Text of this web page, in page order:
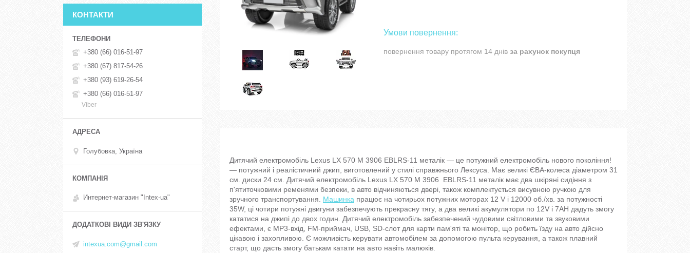
повернення товару протягом 14 днів за рахунок покупця
Дитячий електромобіль Lexus LX 570 M 3906 EBLRS-11 металік — це потужний електромобіль нового покоління!
— потужний і реалістичний джип, виготовлений у стилі справжнього Лексуса. Має великі ЄВА-колеса діаметром 31
см. диски 24 см. Дитячий електромобіль Lexus LX 570 M 3906 EBLRS-11 металік має два шкіряні сидіння з
п'ятиточковими ременями безпеки, в авто відчиняються двері, також комплектується висувною ручкою для
зручного транспортування. Машинка працює на чотирьох потужних моторах 12 V і 12000 об./хв. за потужності
35W, ці чотири потужні двигуни забезпечують прекрасну тягу, а два великі акумулятори по 12V і 7AH дадуть змогу
кататися на джипі до двох годин. Дитячий електромобіль забезпечений чудовими світловими та звуковими
ефектами, є МР3-вхід, FM-приймач, USB, SD-слот для карти пам'яті та монітор, що робить їзду на авто дійсно
цікавою і захопливою. Є можливість керувати автомобілем за допомогою пульта керування, а також плавний
старт, що дасть змогу батькам катати на авто навіть малюків.
КОНТАКТИ
+380 (66) 016-51-97
+380 (67) 817-54-26
+380 (93) 619-26-54
+380 (66) 016-51-97
Viber
Голубовка, Україна
Интернет-магазин "Intex-ua"
intexua.com@gmail.com